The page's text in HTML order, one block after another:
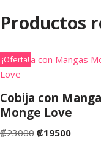
Productos
¡Oferta!
Cobija con
Monge Love
₡23000 ₡19500